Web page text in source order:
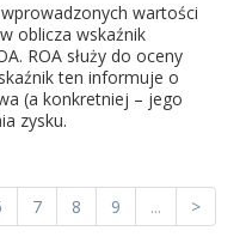
wartości
oblicza wskaźnik
ROA służy do oceny
ten informuje o
(a konkretniej – jego
zysku.
7 8 9 ... >